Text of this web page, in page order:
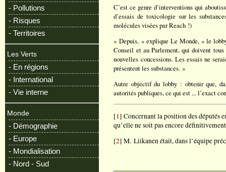
- Pollutions
- Risques
- Territoires
Les Verts
- En régions
- International
- Vie interne
Monde
- Démographie
- Europe
- Mondialisation
- Nord - Sud
C’est ce genre d’interventions qui
d’essais de toxicologie sur les
molécules visées par Reach !)
« Depuis, » explique Le Monde, « le
Conseil et au Parlement, qui doivent
nouvelles concessions. Les essais ne
présentent les substances. »
Autre objectif du lobby : obtenir que,
autorités publiques, ce qui est ... l’exact
[1] Concernant la position des députés
qu’elle ne soit pas encore
[2] M. Liikanen était, dans l’équipe